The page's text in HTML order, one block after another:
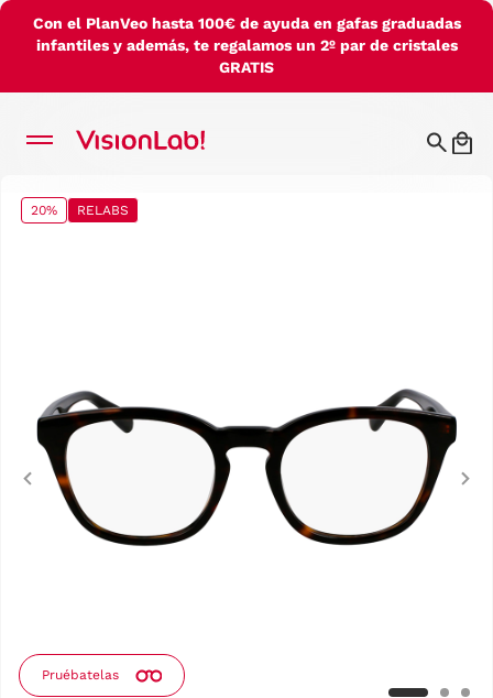
Con el PlanVeo hasta 100€ de ayuda en gafas graduadas
infantiles y además, te regalamos un 2º par de cristales
GRATIS
20% RELABS
Pruébatelas
Previous